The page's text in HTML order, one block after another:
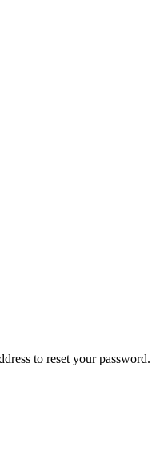
to reset your password.